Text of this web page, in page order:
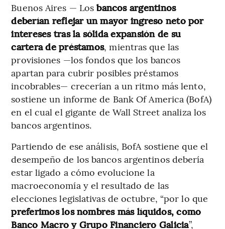
Buenos Aires — Losbancos argentinos
deberían reflejar un mayor ingreso neto por
intereses tras la sólida expansión de su
cartera de préstamos, mientras que las
provisiones —los fondos que los bancos
apartan para cubrir posibles préstamos
incobrables— crecerían a un ritmo más lento,
sostiene un informe de Bank Of America (BofA)
en el cual el gigante de Wall Street analiza los
bancos argentinos.
Partiendo de ese análisis, BofA sostiene que el
desempeño de los bancos argentinos debería
estar ligado a cómo evolucione la
macroeconomía y el resultado de las
elecciones legislativas de octubre, “por lo que
preferimos los nombres más líquidos, como
Banco Macro y Grupo Financiero Galicia”,